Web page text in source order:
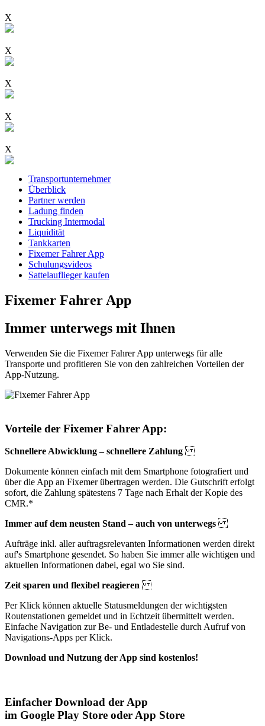
X
X
X
X
X
Transportunternehmer
Überblick
Partner werden
Ladung finden
Trucking Intermodal
Liquidität
Tankkarten
Fixemer Fahrer App
Schulungsvideos
Sattelauflieger kaufen
Fixemer Fahrer App
Immer unterwegs mit Ihnen
Verwenden Sie die Fixemer Fahrer App unterwegs für alle
Transporte und profitieren Sie von den zahlreichen Vorteilen der
App-Nutzung.
Vorteile der Fixemer Fahrer App:
Schnellere Abwicklung – schnellere Zahlung
Dokumente können einfach mit dem Smartphone fotografiert und
über die App an Fixemer übertragen werden. Die Gutschrift erfolgt
sofort, die Zahlung spätestens 7 Tage nach Erhalt der Kopie des
CMR.*
Immer auf dem neusten Stand – auch von unterwegs
Aufträge inkl. aller auftragsrelevanten Informationen werden direkt
auf's Smartphone gesendet. So haben Sie immer alle wichtigen und
aktuellen Informationen dabei, egal wo Sie sind.
Zeit sparen und flexibel reagieren
Per Klick können aktuelle Statusmeldungen der wichtigsten
Routenstationen gemeldet und in Echtzeit übermittelt werden.
Einfache Navigation zur Be- und Entladestelle durch Aufruf von
Navigations-Apps per Klick.
Download und Nutzung der App sind kostenlos!
Einfacher Download der App
im Google Play Store oder App Store